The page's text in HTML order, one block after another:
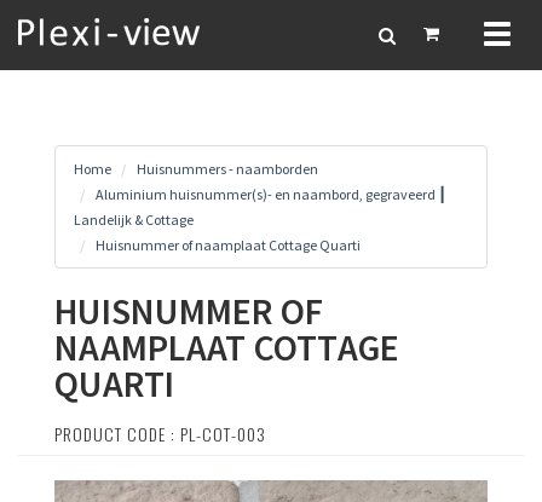
Home
Huisnummers - naamborden
Aluminium huisnummer(s)- en naambord, gegraveerd ┃
Landelijk & Cottage
Huisnummer of naamplaat Cottage Quarti
HUISNUMMER OF
NAAMPLAAT COTTAGE
QUARTI
PRODUCT CODE : PL-COT-003